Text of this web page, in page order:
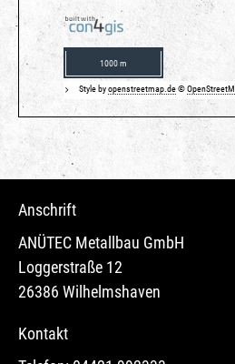
1000 m
Style byopenstreetmap.de©
Anschrift
ANÜTEC Metallbau GmbH
Loggerstraße 12
26386 Wilhelmshaven
Kontakt